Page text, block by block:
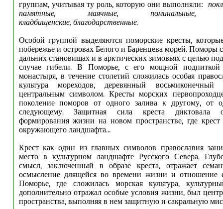
группам, учитывая ту роль, которую они выполняли:
памятные, маячные, поминальные,
кладбищенские, благодарственные.
Особой группой выделяются поморские кресты,
побережье и островах Белого и Баренцева морей. Поморы
дальних становищах и в арктических зимовьях с целью
случае гибели. В Поморье, с его мощной подпиткой
монастыря, в течение столетий сложилась особая
культура мореходов, деревянный
центральным символом. Кресты морских
поколение поморов от одного залива к другому, от
следующему. Защитная сила креста диктовала
формирования жизни на новом пространстве, где крест
окружающего ландшафта...
Крест как один из главных символов православия
место в культурном ландшафте Русского Севера.
смысл, заключенный в образе креста, отражает
осмысление длящейся во времени жизни и отношение
Поморье, где сложилась морская культура,
дополнительно отражал особые условия жизни, был
пространства, выполняя в нем защитную и сакральную